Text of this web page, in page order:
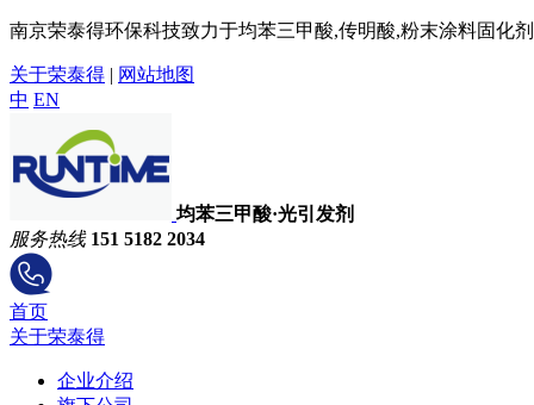
南京荣泰得环保科技致力于均苯三甲酸,传明酸,粉末涂料固化
关于荣泰得 | 网站地图
中 EN
均苯三甲酸·光引发剂
服务热线 151 5182 2034
首页
关于荣泰得
企业介绍